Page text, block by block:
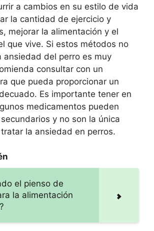
a cambios en su estilo de vida
la cantidad de ejercicio y
mejorar la alimentación y el
que vive. Si estos métodos no
ansiedad del perro es muy
consultar con un
que pueda proporcionar un
Es importante tener en
medicamentos pueden
y no son la única
la ansiedad en perros.
el pienso de
la alimentación